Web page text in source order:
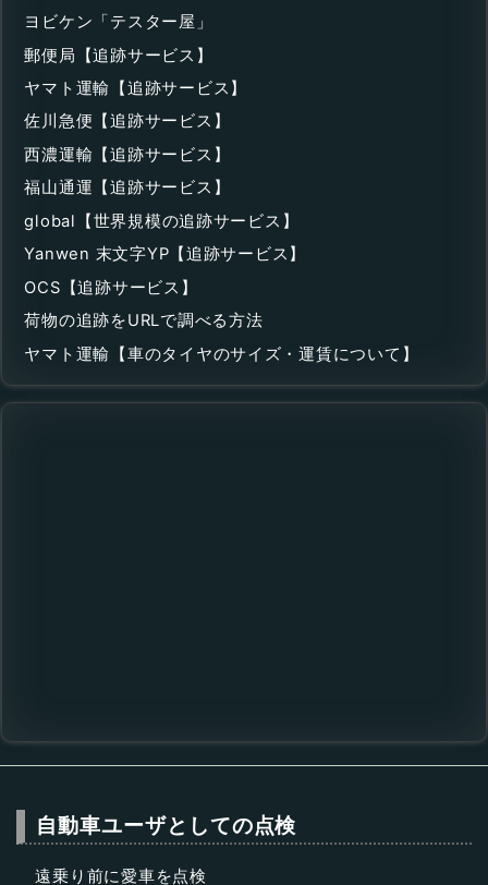
ヨビケン「テスター屋」
郵便局【追跡サービス】
ヤマト運輸【追跡サービス】
佐川急便【追跡サービス】
西濃運輸【追跡サービス】
福山通運【追跡サービス】
global【世界規模の追跡サービス】
Yanwen 末文字YP【追跡サービス】
OCS【追跡サービス】
荷物の追跡をURLで調べる方法
ヤマト運輸【車のタイヤのサイズ・運賃について】
自動車ユーザとしての点検
遠乗り前に愛車を点検